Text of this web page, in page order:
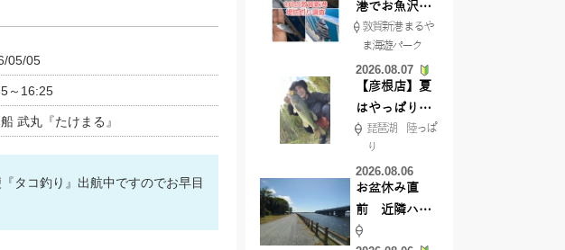
05/05
～16:25
武丸『たけまる』
タコ釣り』出航中ですのでお早目
港でお魚沢山
♪ イシグロ彦
根店
敦賀新港 まるや
ま海遊パーク
2026.08.07
【彦根店】夏
はやっぱりカ
バー撃ち
【45cmキャ
ッチ】
琵琶湖 陸っぱ
り
2026.08.06
お盆休み直
前 近隣ハゼ
釣り場調査し